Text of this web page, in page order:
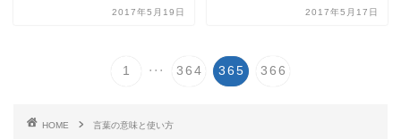
2017年5月19日 2017年5月17日
1 ... 364 365 366
HOME 言葉の意味と使い方